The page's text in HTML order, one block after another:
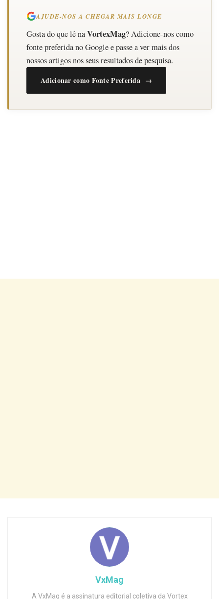
AJUDE-NOS A CHEGAR MAIS LONGE
Gosta do que lê naVortexMag? Adicione-nos como
fonte preferida no Google e passe a ver mais dos
nossos artigos nos seus resultados de pesquisa.
Adicionar como Fonte Preferida →
VxMag
A VxMag é a assinatura editorial coletiva da Vortex